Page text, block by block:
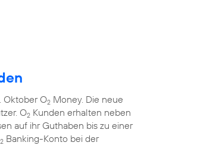
Oktober O2 Money. Die neue
O2 Kunden erhalten neben
auf ihr Guthaben bis zu einer
2 Banking-Konto bei der